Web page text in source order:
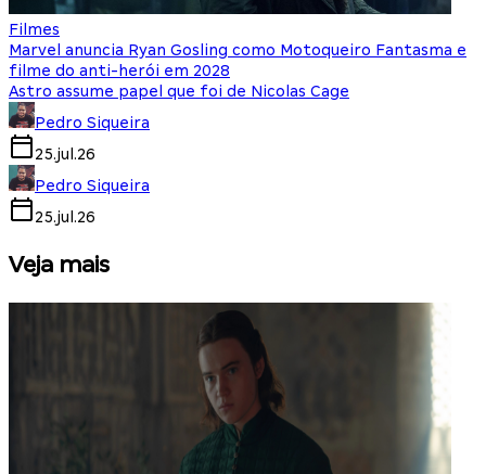
Filmes
Marvel anuncia Ryan Gosling como Motoqueiro Fantasma e
filme do anti-herói em 2028
Astro assume papel que foi de Nicolas Cage
Pedro Siqueira
25.jul.26
Pedro Siqueira
25.jul.26
Veja mais